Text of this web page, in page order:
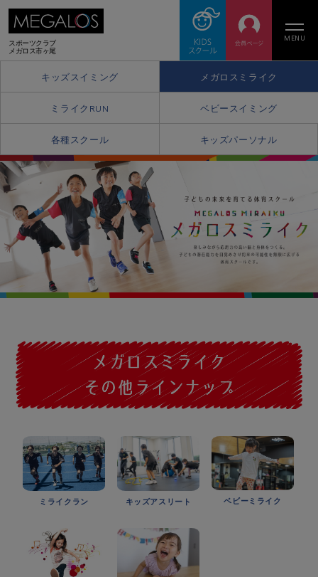
スポーツクラブ
メガロス市ヶ尾
MENU
キッズスイミング メガロスミライク
ミライクRUN ベビースイミング
各種スクール キッズパーソナル
ミライクラン キッズアスリート ベビーミライク